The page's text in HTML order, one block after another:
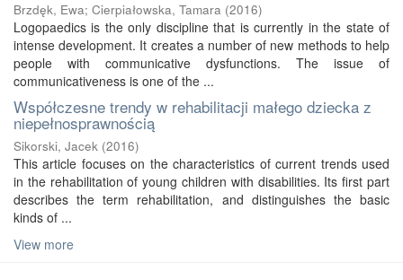
Brzdęk, Ewa; Cierpiałowska, Tamara (2016)
Logopaedics is the only discipline that is currently in the state of
intense development. It creates a number of new methods to help
people with communicative dysfunctions. The issue of
communicativeness is one of the ...
Współczesne trendy w rehabilitacji małego dziecka z
niepełnosprawnością
Sikorski, Jacek (2016)
This article focuses on the characteristics of current trends used
in the rehabilitation of young children with disabilities. Its first part
describes the term rehabilitation, and distinguishes the basic
kinds of ...
View more